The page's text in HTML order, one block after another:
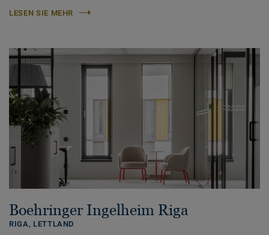
LESEN SIE MEHR
Boehringer Ingelheim Riga
RIGA, LETTLAND